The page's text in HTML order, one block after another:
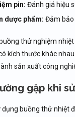
pin: Đánh giá hiệu
dược phẩm: Đảm bảo
thử nghiệm
kích thước khác
sản xuất công
gặp khi
dụng buồng thử nhiệt